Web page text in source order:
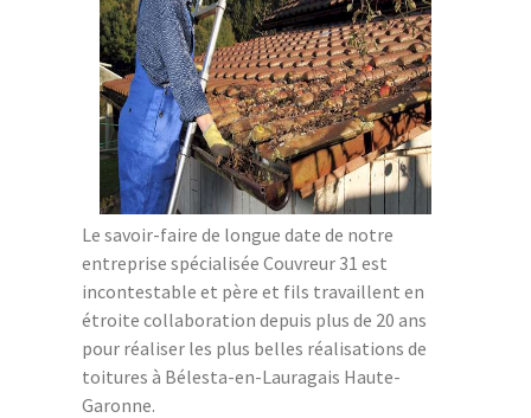
Le savoir-faire de longue date de notre
entreprise spécialisée Couvreur 31 est
incontestable et père et fils travaillent en
étroite collaboration depuis plus de 20 ans
pour réaliser les plus belles réalisations de
toitures à Bélesta-en-Lauragais Haute-
Garonne.